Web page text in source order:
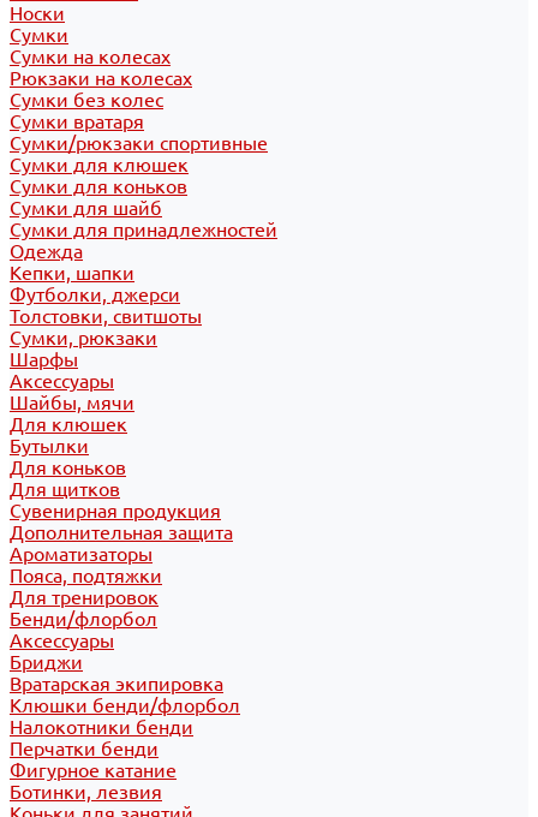
Носки
Сумки
Сумки на колесах
Рюкзаки на колесах
Сумки без колес
Сумки вратаря
Сумки/рюкзаки спортивные
Сумки для клюшек
Сумки для коньков
Сумки для шайб
Сумки для принадлежностей
Одежда
Кепки, шапки
Футболки, джерси
Толстовки, свитшоты
Сумки, рюкзаки
Шарфы
Аксессуары
Шайбы, мячи
Для клюшек
Бутылки
Для коньков
Для щитков
Сувенирная продукция
Дополнительная защита
Ароматизаторы
Пояса, подтяжки
Для тренировок
Бенди/флорбол
Аксессуары
Бриджи
Вратарская экипировка
Клюшки бенди/флорбол
Налокотники бенди
Перчатки бенди
Фигурное катание
Ботинки, лезвия